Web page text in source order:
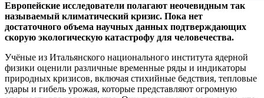
Европейские исследователи полагают неочевидным так
называемый климатический кризис. Пока нет
достаточного объема научных данных подтверждающих
скорую экологическую катастрофу для человечества.
Учёные из Итальянского национального института ядерной
физики оценили различные временные ряды и индикаторы
природных кризисов, включая стихийные бедствия, тепловые
удары и гибель урожая, которые представляют огромную